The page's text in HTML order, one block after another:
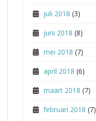
juli 2018 (3)
juni 2018 (8)
mei 2018 (7)
april 2018 (6)
maart 2018 (7)
februari 2018 (7)